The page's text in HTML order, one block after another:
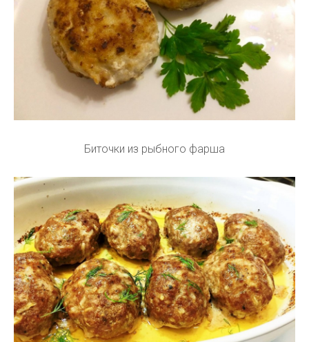
Биточки из рыбного фарша